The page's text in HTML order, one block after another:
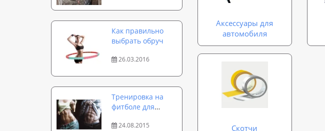
Как правильно
выбрать обруч
26.03.2016
Тренировка на
фитболе для
пресса за 15
24.08.2015
Аксессуары для
автомобиля
Скотчи